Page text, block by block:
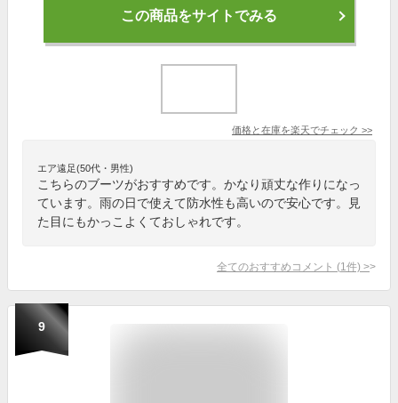
この商品をサイトでみる
価格と在庫を楽天でチェック >>
エア遠足(50代・男性)
こちらのブーツがおすすめです。かなり頑丈な作りになっ
ています。雨の日で使えて防水性も高いので安心です。見
た目にもかっこよくておしゃれです。
全てのおすすめコメント (1 件) >
9